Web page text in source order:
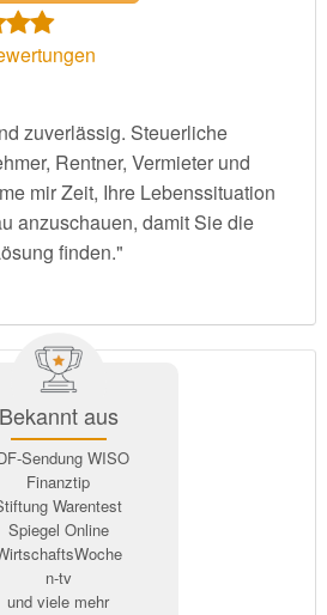
zuverlässig. Steuerliche
Rentner, Vermieter und
mir Zeit, Ihre Lebenssituation
anzuschauen, damit Sie die
finden."
Bekannt aus
Sendung WISO
Finanztip
Warentest
Spiegel Online
n-tv
und viele mehr